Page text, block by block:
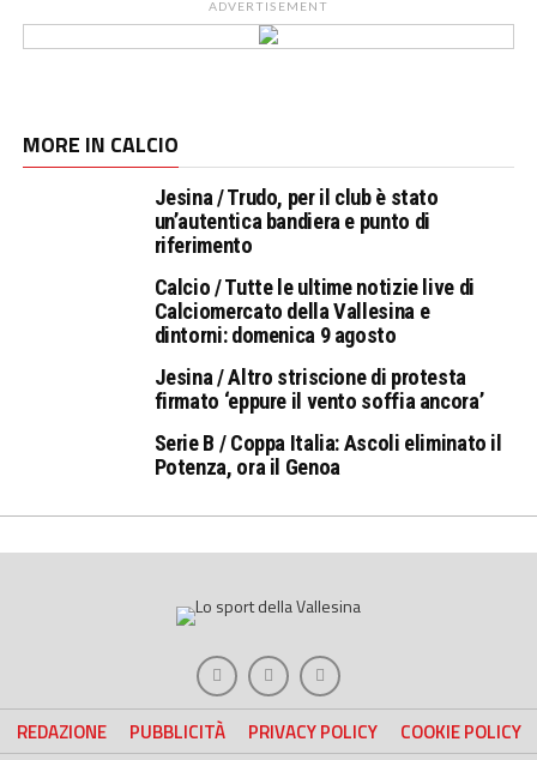
ADVERTISEMENT
MORE IN CALCIO
Jesina / Trudo, per il club è stato
un’autentica bandiera e punto di
riferimento
Calcio / Tutte le ultime notizie live di
Calciomercato della Vallesina e
dintorni: domenica 9 agosto
Jesina / Altro striscione di protesta
firmato ‘eppure il vento soffia ancora’
Serie B / Coppa Italia: Ascoli eliminato il
Potenza, ora il Genoa
REDAZIONE PUBBLICITÀ PRIVACY POLICY COOKIE POLICY